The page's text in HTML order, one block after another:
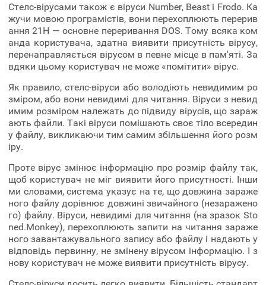
Стелс-вірусами також є віруси Number, Beast і Frodo. Ка
жучи мовою програмістів, вони перехоплюють перерив
ання 21Н — основне переривання DOS. Тому всяка ком
анда користувача, здатна виявити присутність вірусу,
перенаправляється вірусом в певне місце в пам'яті. За
вдяки цьому користувач не може «помітити» вірус.
Як правило, стелс-віруси або володіють невидимим ро
зміром, або вони невидимі для читання. Віруси з невид
имим розміром належать до підвиду вірусів, що зараж
ають файли. Такі віруси помішають своє тіло всередин
у файлу, викликаючи тим самим збільшення його розм
іру.
Проте вірус змінює інформацію про розмір файлу так,
щоб користувач не міг виявити його присутності. Інши
ми словами, система указує на те, що довжина зараже
ного файлу дорівнює довжині звичайного (незаражено
го) файлу. Віруси, невидимі для читання (на зразок Sto
ned.Monkey), перехоплюють запити на читання зараже
ного завантажувального запису або файлу і надають у
відповідь первинну, не змінену вірусом інформацію. І з
нову користувач не може виявити присутність вірусу.